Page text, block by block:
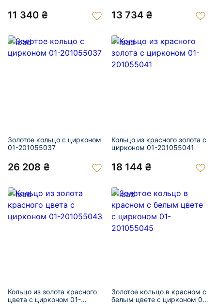
11 340 ₴ 13 734 ₴
Золотое кольцо с цирконом
01-201055037
26 208 ₴
Кольцо из красного золота с
цирконом 01-201055041
18 144 ₴
Кольцо из золота красного
цвета с цирконом 01-
Золотое кольцо в красном с
белым цвете с цирконом 01-